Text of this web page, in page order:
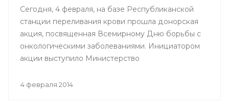
Сегодня, 4 февраля, на базе Республиканской
станции переливания крови прошла донорская
акция, посвященная Всемирному Дню борьбы с
онкологическими заболеваниями. Инициатором
акции выступило Министерство
4 февраля 2014